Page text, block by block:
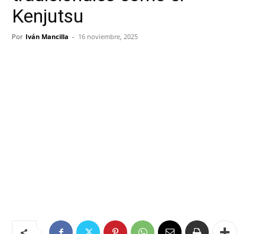
Kenjutsu
Por Iván Mancilla - 16 noviembre, 2025